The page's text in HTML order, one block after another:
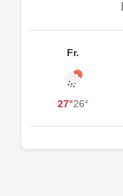
Fr.
27°26°